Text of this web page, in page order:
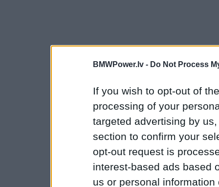
BMWPower.lv - Do Not Process
If you wish to opt-out of
processing of your
targeted advertising by
section to confirm your
opt-out request is
interest-based ads based
us or personal